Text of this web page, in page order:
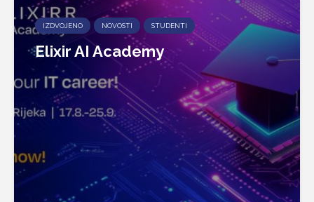
IZDVOJENO NOVOSTI STUDENTI
Elixir AI Academy